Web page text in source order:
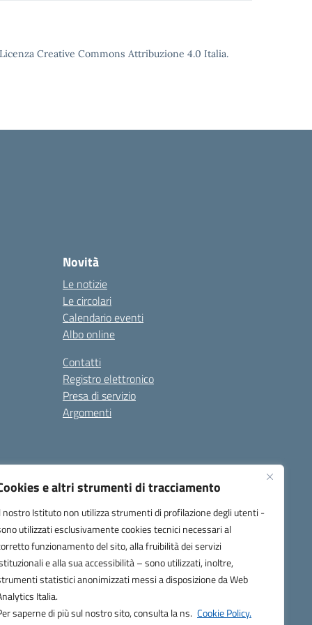
e altri strumenti di tracciamento
nostro Istituto non utilizza strumenti di profilazione degli utenti -
utilizzati esclusivamente cookies tecnici necessari al
funzionamento del sito, alla fruibilità dei servizi
e alla sua accessibilità – sono utilizzati, inoltre,
statistici anonimizzati messi a disposizione da Web
Italia.
saperne di più sul nostro sito, consulta la ns. Cookie Policy.
Creative Commons Attribuzione 4.0 Italia.
Novità
Le notizie
Le circolari
Calendario eventi
Albo online
Contatti
Registro elettronico
Presa di servizio
Argomenti